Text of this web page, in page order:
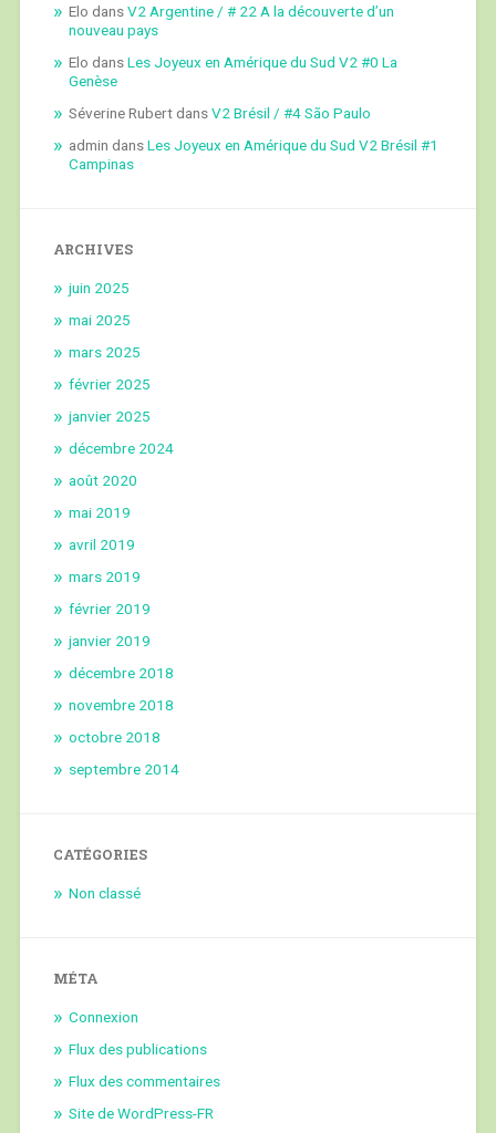
Elo dansV2 Argentine / # 22 A la découverte d’un
nouveau pays
Elo dansLes Joyeux en Amérique du Sud V2 #0 La
Genèse
Séverine RubertdansV2 Brésil / #4 São Paulo
admin dansLes Joyeux en Amérique du Sud V2 Brésil #1
Campinas
ARCHIVES
juin 2025
mai 2025
mars 2025
février 2025
janvier 2025
décembre 2024
août 2020
mai 2019
avril 2019
mars 2019
février 2019
janvier 2019
décembre 2018
novembre 2018
octobre 2018
septembre 2014
CATÉGORIES
Non classé
MÉTA
Connexion
Flux des publications
Flux des commentaires
Site de WordPress-FR